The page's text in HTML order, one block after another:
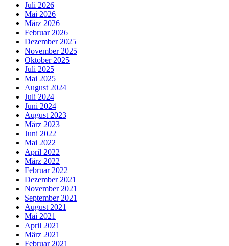
Juli 2026
Mai 2026
März 2026
Februar 2026
Dezember 2025
November 2025
Oktober 2025
Juli 2025
Mai 2025
August 2024
Juli 2024
Juni 2024
August 2023
März 2023
Juni 2022
Mai 2022
April 2022
März 2022
Februar 2022
Dezember 2021
November 2021
September 2021
August 2021
Mai 2021
April 2021
März 2021
Februar 2021